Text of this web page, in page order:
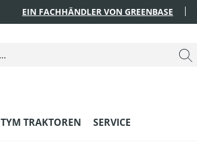
EIN FACHHÄNDLER VON GREENBASE
TYM TRAKTOREN SERVICE